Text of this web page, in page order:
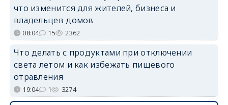
что изменится для жителей, бизнеса и
владельцев домов
08:04 15 2362
Что делать с продуктами при отключении
света летом и как избежать пищевого
отравления
19:04 1 3274